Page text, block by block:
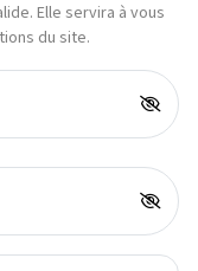
Elle servira à vous
du site.